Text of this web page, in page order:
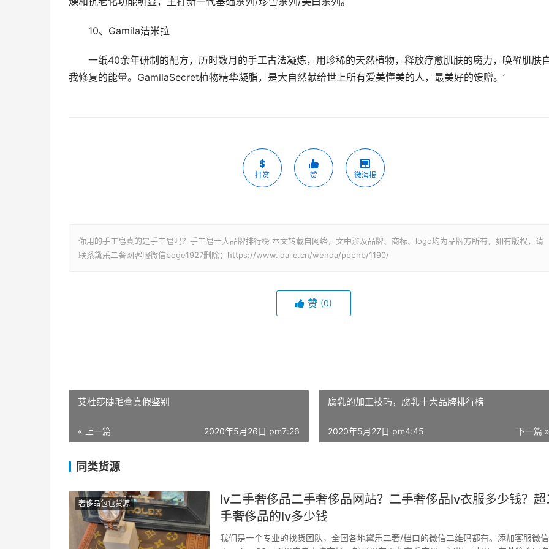
10、Gamila洁米拉
一纸40余年研制的配方，历时数月的手工古法凝炼，用珍稀的天然植物，释放疗愈肌肤的魔力，唤醒肌肤
我修复的能量。GamilaSecret植物精华凝脂，是大自然献给世上所有爱美懂美的人，最美好的馈赠。’
打赏 赞 微海报
你用的手工皂真的是手工皂吗？手工皂十大品牌排行榜 本文转载自网络，文中涉及品牌、商标、logo均为品牌方所有，如有版权，请
联系黛乐二奢网客服微信boge1927删除：https://www.idaile.cn/wenda/ppphb/1190/
赞 (0)
艾杜莎睫毛膏真假鉴别
« 上一篇 2020年5月26日 pm7:26
腐乳的加工技巧，腐乳十大品牌排行榜
下一篇 »
2020年5月27日 pm4:45
同类货源
奢侈品包包货源
lv二手奢侈品二手奢侈品网站？二手奢侈品lv衣服多少钱？超
手奢侈品的lv多少钱
我们是一个专业的找货团队，全国各地黛乐二奢/档口的微信二维码都有。添加客服微信